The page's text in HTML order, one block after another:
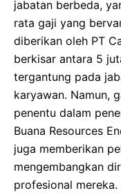
jabatan berbeda,
rata gaji yang
diberikan oleh PT
berkisar antara 5
tergantung pada
karyawan. Namun,
penentu dalam
Buana Resources
juga memberikan
mengembangkan
profesional mereka.